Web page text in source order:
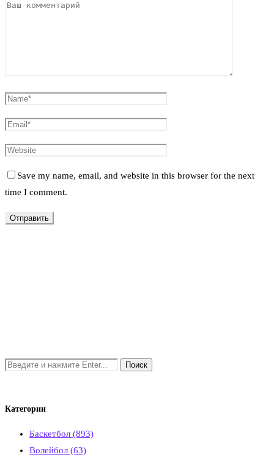
Save my name, email, and website in this browser for the next
time I comment.
Категории
Баскетбол (893)
Волейбол (63)